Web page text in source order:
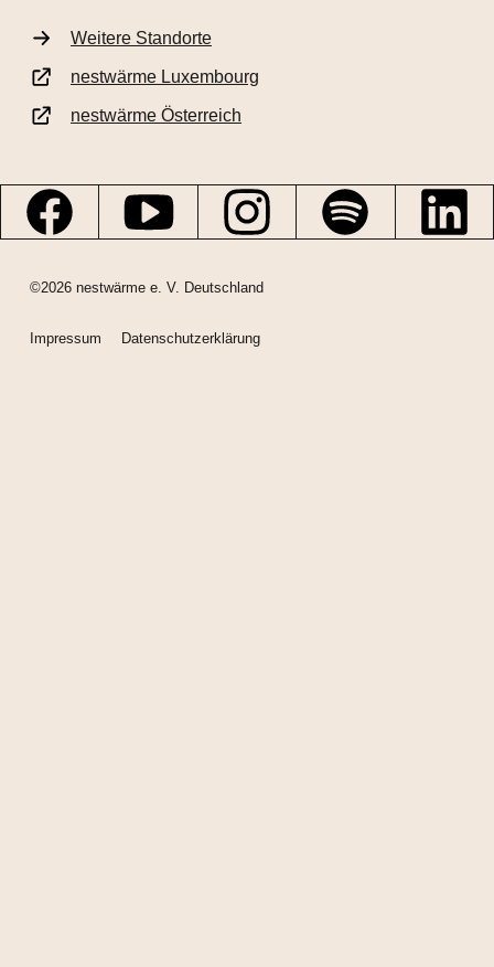
Weitere Standorte
nestwärme Luxembourg
nestwärme Österreich
©2026 nestwärme e. V. Deutschland
Impressum Datenschutzerklärung